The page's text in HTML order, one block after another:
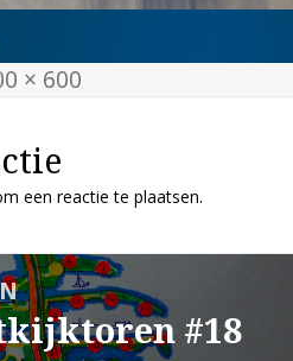
× 600
een reactie te plaatsen.
#18